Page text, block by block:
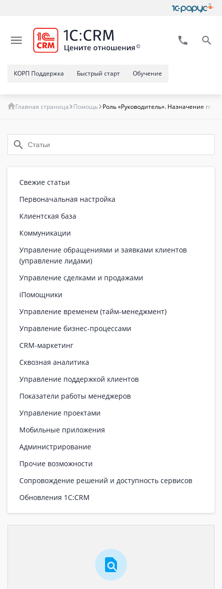
Обучение
Быстрый старт
КОРП Поддержка
Главная страница Помощь Роль «Руководитель». Назначение
Свежие статьи
Первоначальная настройка
Клиентская база
Коммуникации
Управление обращениями и заявками клиентов
(управление лидами)
Управление сделками и продажами
iПомощники
Управление временем (тайм-менеджмент)
Управление бизнес-процессами
CRM-маркетинг
Сквозная аналитика
Управление поддержкой клиентов
Показатели работы менеджеров
Управление проектами
Мобильные приложения
Администрирование
Прочие возможности
Сопровождение решений и доступность сервисов
Обновления 1С:CRM